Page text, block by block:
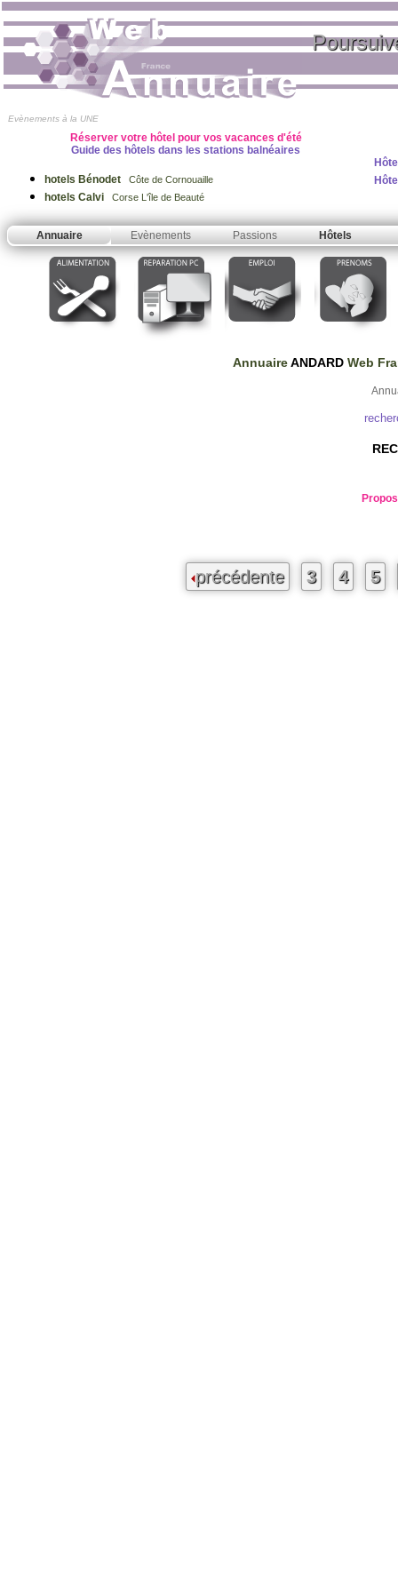
Evènements à la UNE
Réserver votre hôtel pour vos vacances d'été
Guide des hôtels dans les stations balnéaires
hotels Bénodet Côte de Cornouaille
hotels Calvi Corse L'île de Beauté
Annuaire Evènements Passions Hôtels
AnnuaireANDARD Web
précédente 3 4 5